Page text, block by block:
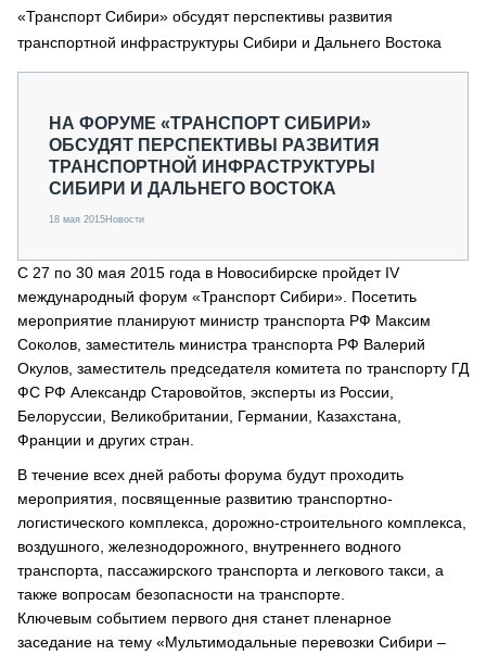
СПЕЦПРОЕКТЫ
МЕРОПРИЯТИЯ
СТАТЬИ ПО КАТЕГОРИЯМ ТЕХНИКИ
«Транспорт Сибири» обсудят перспективы развития
транспортной инфраструктуры Сибири и Дальнего Востока
НА ФОРУМЕ «ТРАНСПОРТ СИБИРИ»
ОБСУДЯТ ПЕРСПЕКТИВЫ РАЗВИТИЯ
ТРАНСПОРТНОЙ ИНФРАСТРУКТУРЫ
СИБИРИ И ДАЛЬНЕГО ВОСТОКА
18 мая 2015Новости
С 27 по 30 мая 2015 года в Новосибирске пройдет IV
международный форум «Транспорт Сибири». Посетить
мероприятие планируют министр транспорта РФ Максим
Соколов, заместитель министра транспорта РФ Валерий
Окулов, заместитель председателя комитета по транспорту ГД
ФС РФ Александр Старовойтов, эксперты из России,
Белоруссии, Великобритании, Германии, Казахстана,
Франции и других стран.
В течение всех дней работы форума будут проходить
мероприятия, посвященные развитию транспортно-
логистического комплекса, дорожно-строительного комплекса,
воздушного, железнодорожного, внутреннего водного
транспорта, пассажирского транспорта и легкового такси, а
также вопросам безопасности на транспорте.
Ключевым событием первого дня станет пленарное
заседание на тему «Мультимодальные перевозки Сибири –